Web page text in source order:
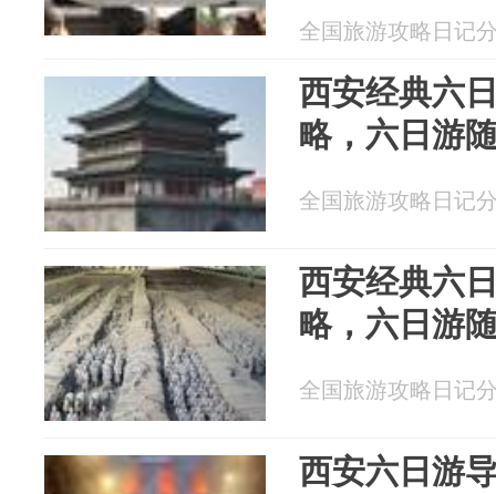
全国旅游攻略日记
西安经典六
略，六日游
全国旅游攻略日记
西安经典六
略，六日游
全国旅游攻略日记
西安六日游